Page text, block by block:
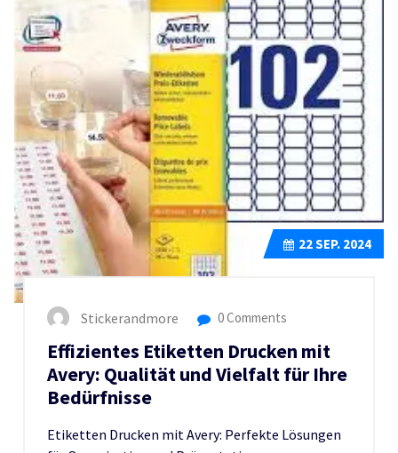
22SEP. 2024
Stickerandmore 0 Comments
Effizientes Etiketten Drucken mit
Avery: Qualität und Vielfalt für Ihre
Bedürfnisse
Etiketten Drucken mit Avery: Perfekte Lösungen